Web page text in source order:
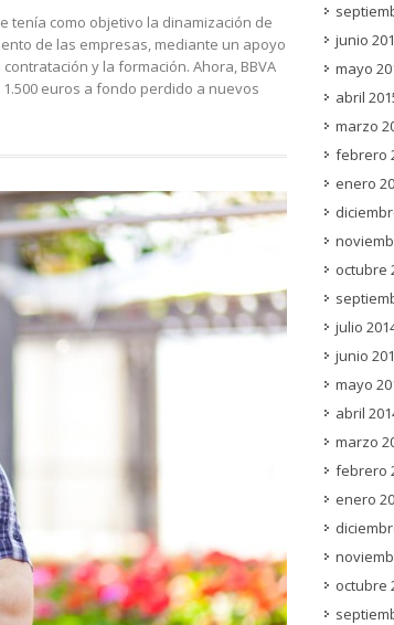
tenía como objetivo la dinamización de
de las empresas, mediante un apoyo
y la formación. Ahora, BBVA
euros a fondo perdido a nuevos
junio
mayo
abril
marzo
febrero
enero
octubre
julio
junio
mayo
abril
marzo
febrero
enero
octubre